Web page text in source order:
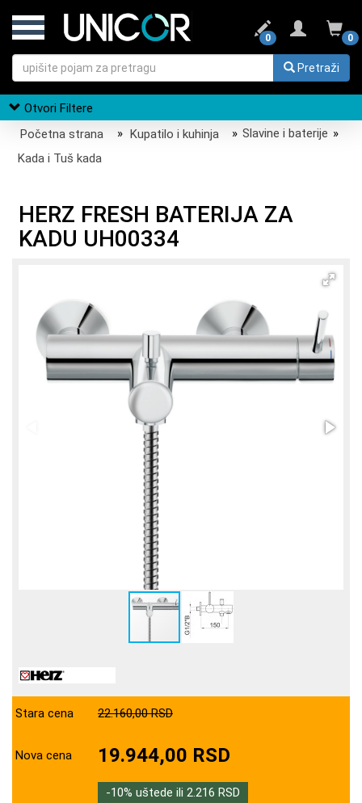
0
0
Pretraži
Otvori Filtere
Početna strana
» Kupatilo i kuhinja » Slavine i baterije »
Kada i Tuš kada
HERZ FRESH BATERIJA ZA
KADU UH00334
Stara cena 22.160,00 RSD
Nova cena 19.944,00 RSD
-10% uštede ili 2.216 RSD